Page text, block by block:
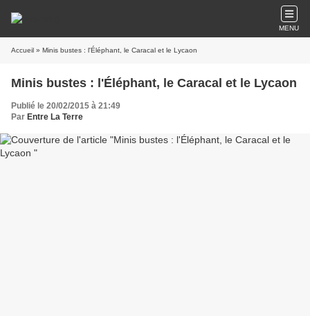
MENU
Accueil » Minis bustes : l'Éléphant, le Caracal et le Lycaon
Minis bustes : l'Éléphant, le Caracal et le Lycaon
Publié le 20/02/2015 à 21:49
Par Entre La Terre